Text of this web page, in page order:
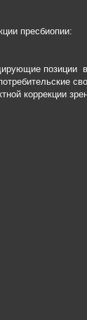
пресбиопии:
позиции
коррекции